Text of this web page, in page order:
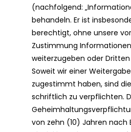
(nachfolgend:
behandeln. Er ist
berechtigt, ohne unsere
Zustimmung
weiterzugeben oder
Soweit wir einer
zugestimmt haben, sind
schriftlich zu verpflichten.
von zehn (10) Jahren nach